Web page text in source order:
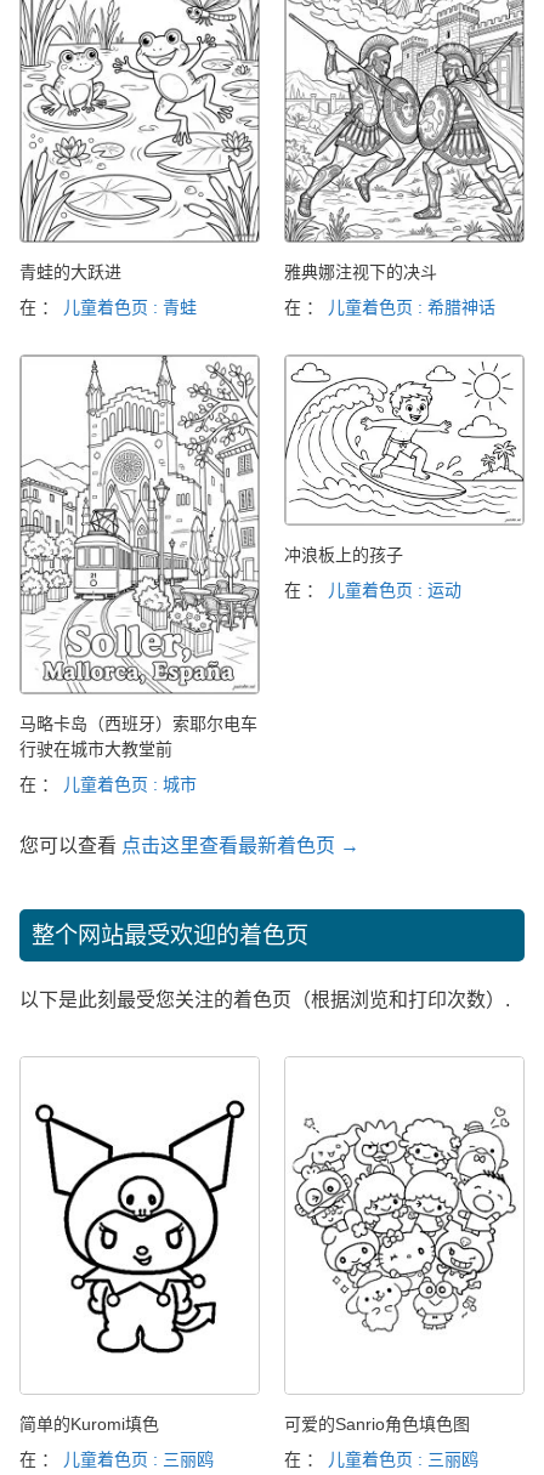
青蛙的大跃进
在 ：
儿童着色页 : 青蛙
雅典娜注视下的决斗
在 ：
儿童着色页 : 希腊神话
马略卡岛（西班牙）索耶尔电车
行驶在城市大教堂前
在 ：
儿童着色页 : 城市
冲浪板上的孩子
在 ：
儿童着色页 : 运动
您可以查看 点击这里查看最新着色页 →
整个网站最受欢迎的着色页
以下是此刻最受您关注的着色页（根据浏览和打印次数）.
简单的Kuromi填色
在 ：
儿童着色页 : 三丽鸥
可爱的Sanrio角色填色图
在 ：
儿童着色页 : 三丽鸥